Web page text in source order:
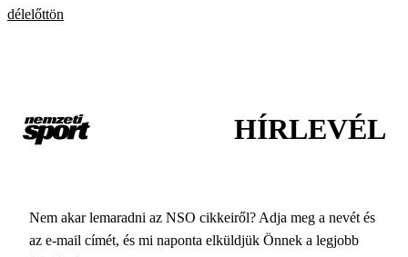
délelőttön
HÍRLEVÉL
Nem akar lemaradni az NSO cikkeiről? Adja meg a nevét és
az e-mail címét, és mi naponta elküldjük Önnek a legjobb